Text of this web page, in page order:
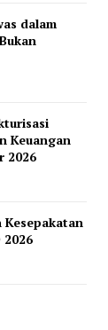
dalam
Keuangan
2026
Kesepakatan
2026